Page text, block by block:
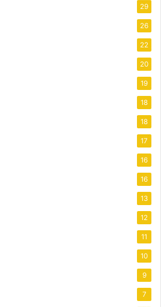
29
26
22
20
19
18
18
17
16
16
13
12
11
10
9
7